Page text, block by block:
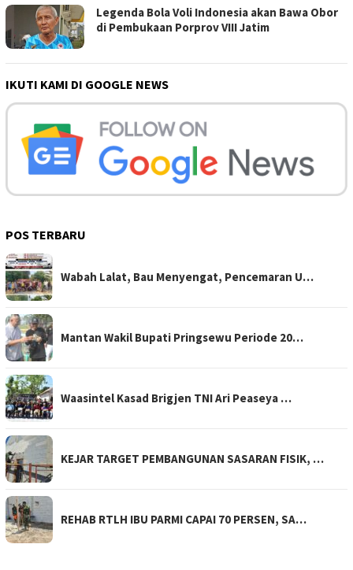
Legenda Bola Voli Indonesia akan Bawa Obor
di Pembukaan Porprov VIII Jatim
IKUTI KAMI DI GOOGLE NEWS
POS TERBARU
Wabah Lalat, Bau Menyengat, Pencemaran U…
Mantan Wakil Bupati Pringsewu Periode 20…
Waasintel Kasad Brigjen TNI Ari Peaseya …
KEJAR TARGET PEMBANGUNAN SASARAN FISIK, …
REHAB RTLH IBU PARMI CAPAI 70 PERSEN, SA…